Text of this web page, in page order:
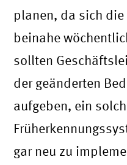
planen, da sich
beinahe
sollten
der geänderten
aufgeben, ein
gar neu zu